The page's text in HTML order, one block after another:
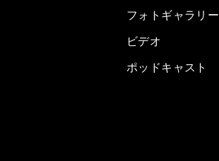
フォトギャラリー
ビデオ
ポッドキャスト